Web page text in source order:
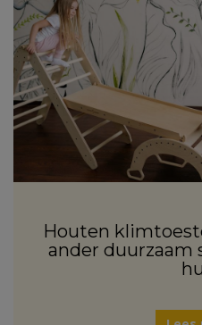
Houten
ander duurzaam